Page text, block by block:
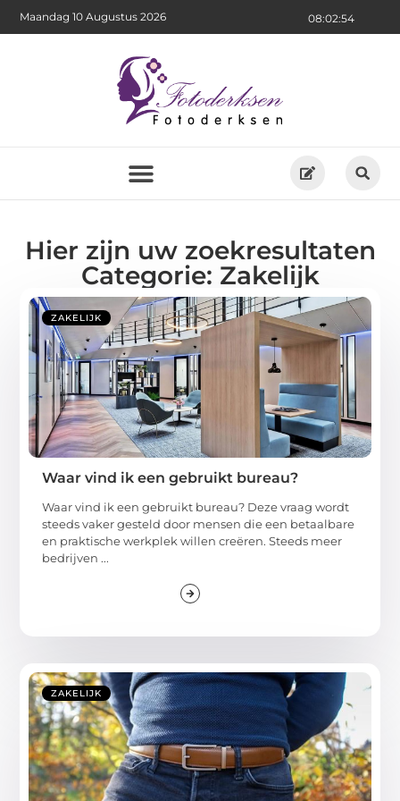
08:02:55
Maandag 10 Augustus 2026
Hier zijn uw zoekresultaten
Categorie: Zakelijk
ZAKELIJK
Waar vind ik een gebruikt bureau?
Waar vind ik een gebruikt bureau? Deze vraag wordt
steeds vaker gesteld door mensen die een betaalbare
en praktische werkplek willen creëren. Steeds meer
bedrijven ...
ZAKELIJK